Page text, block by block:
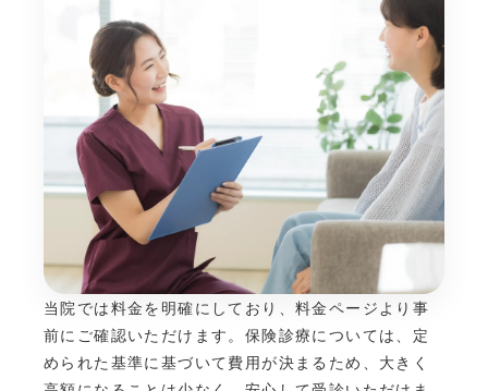
当院では料金を明確にしており、料金ページより事
前にご確認いただけます。保険診療については、定
められた基準に基づいて費用が決まるため、大きく